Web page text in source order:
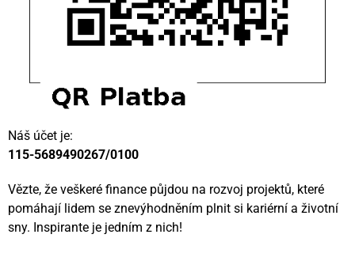
Náš účet je:
115-5689490267/0100
Vězte, že veškeré finance půjdou na rozvoj projektů, které
pomáhají lidem se znevýhodněním plnit si kariérní a životní
sny. Inspirante je jedním z nich!